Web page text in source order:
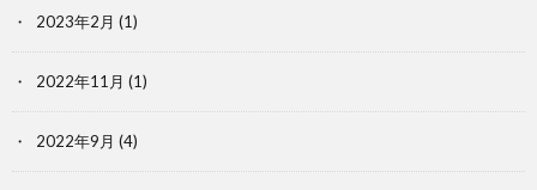
2023年2月 (1)
2022年11月 (1)
2022年9月 (4)